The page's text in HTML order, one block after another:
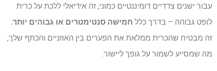
עבור ישנים צדדיים דומיננטיים כמוני, זה אידיאלי ללכת על כרית
לופט גבוהה – בדרך כלל חמישה סנטימטרים או גבוהים יותר.
זה מבטיח שהכרית ממלאת את הפערים בין האוזניים והכתף שלך,
מה שמסייע לשמור על גופך ליישור.